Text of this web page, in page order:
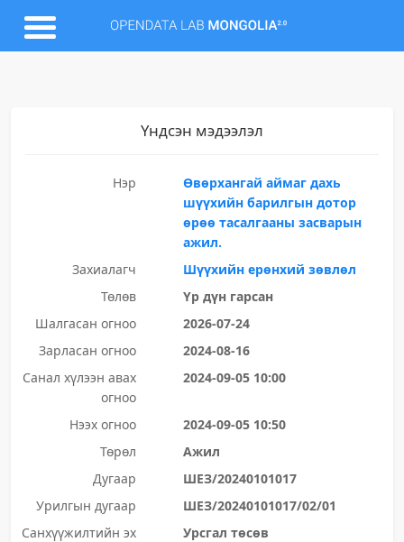
Үндсэн мэдээлэл
Нэр
Өвөрхангай аймаг дахь
шүүхийн барилгын дотор
өрөө тасалгааны засварын
ажил.
Захиалагч
Шүүхийн ерөнхий зөвлөл
Төлөв
Үр дүн гарсан
Шалгасан огноо
2026-07-24
Зарласан огноо
2024-08-16
Санал хүлээн авах
огноо
2024-09-05 10:00
Нээх огноо
2024-09-05 10:50
Төрөл
Ажил
Дугаар
ШЕЗ/20240101017
Урилгын дугаар
ШЕЗ/20240101017/02/01
Санхүүжилтийн эх
Урсгал төсөв